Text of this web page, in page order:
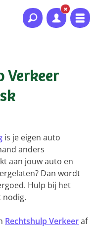
Verkeer
is je eigen auto
anders
aan jouw auto en
Dan wordt
Hulp bij het
nodig.
Rechtshulp Verkeeraf